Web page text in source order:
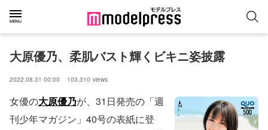
大原優乃、柔肌バスト輝くビキニ姿披露
2022.08.31 00:00 103,310 views
女優の大原優乃が、31日発売の「週
刊少年マガジン」40号の表紙に登